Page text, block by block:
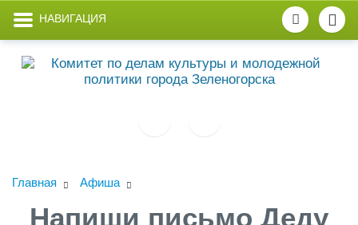
НАВИГАЦИЯ
Главная Афиша
Напиши письмо Деду